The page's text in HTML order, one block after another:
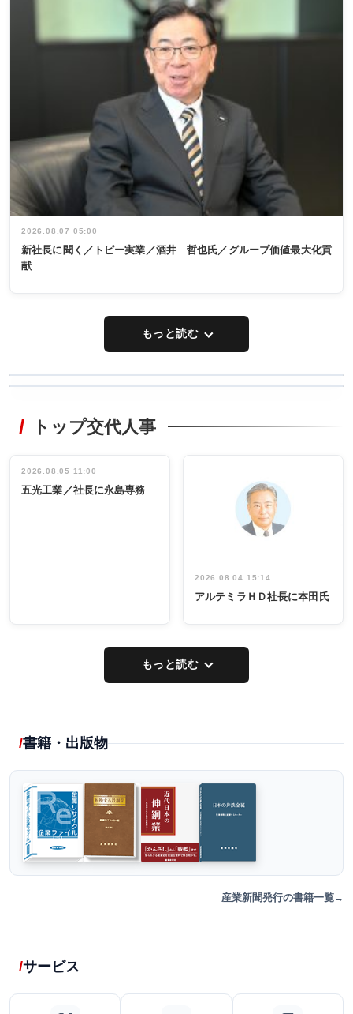
2026.08.07 05:00
新社長に聞く／トピー実業／酒井 哲也氏／グループ価値最大化貢
献
もっと読む
非鉄業界で
インタビュ
ー／社内ア
タックトレー
祝う 業界関
係者ら220人
出席
トップ交代人事
2026.08.05 11:00
五光工業／社長に永島専務
2026.08.04 15:14
アルテミラＨＤ社長に本田氏
もっと読む
書籍・出版物
産業新聞発行の書籍一覧
サービス